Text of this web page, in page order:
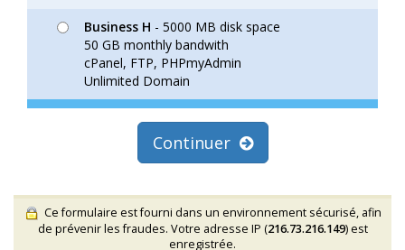
Business H - 5000 MB disk space
50 GB monthly bandwith
cPanel, FTP, PHPmyAdmin
Unlimited Domain
Continuer
Ce formulaire est fourni dans un environnement sécurisé, afin
de prévenir les fraudes. Votre adresse IP (216.73.216.149) est
enregistrée.